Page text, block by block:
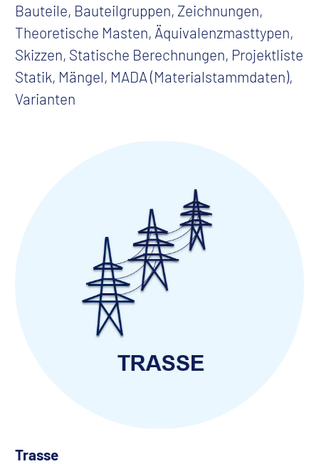
Bauteile, Bauteilgruppen, Zeichnungen,
Theoretische Masten, Äquivalenzmasttypen,
Skizzen, Statische Berechnungen, Projektliste
Statik, Mängel, MADA (Materialstammdaten),
Varianten
Trasse